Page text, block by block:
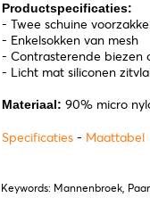
Productspecificaties:
- Twee schuine
- Enkelsokken van mesh
- Contrasterende biezen
- Licht mat siliconen
Materiaal: 90% micro
Specificaties - Maattabel
Keywords: Mannenbroek,